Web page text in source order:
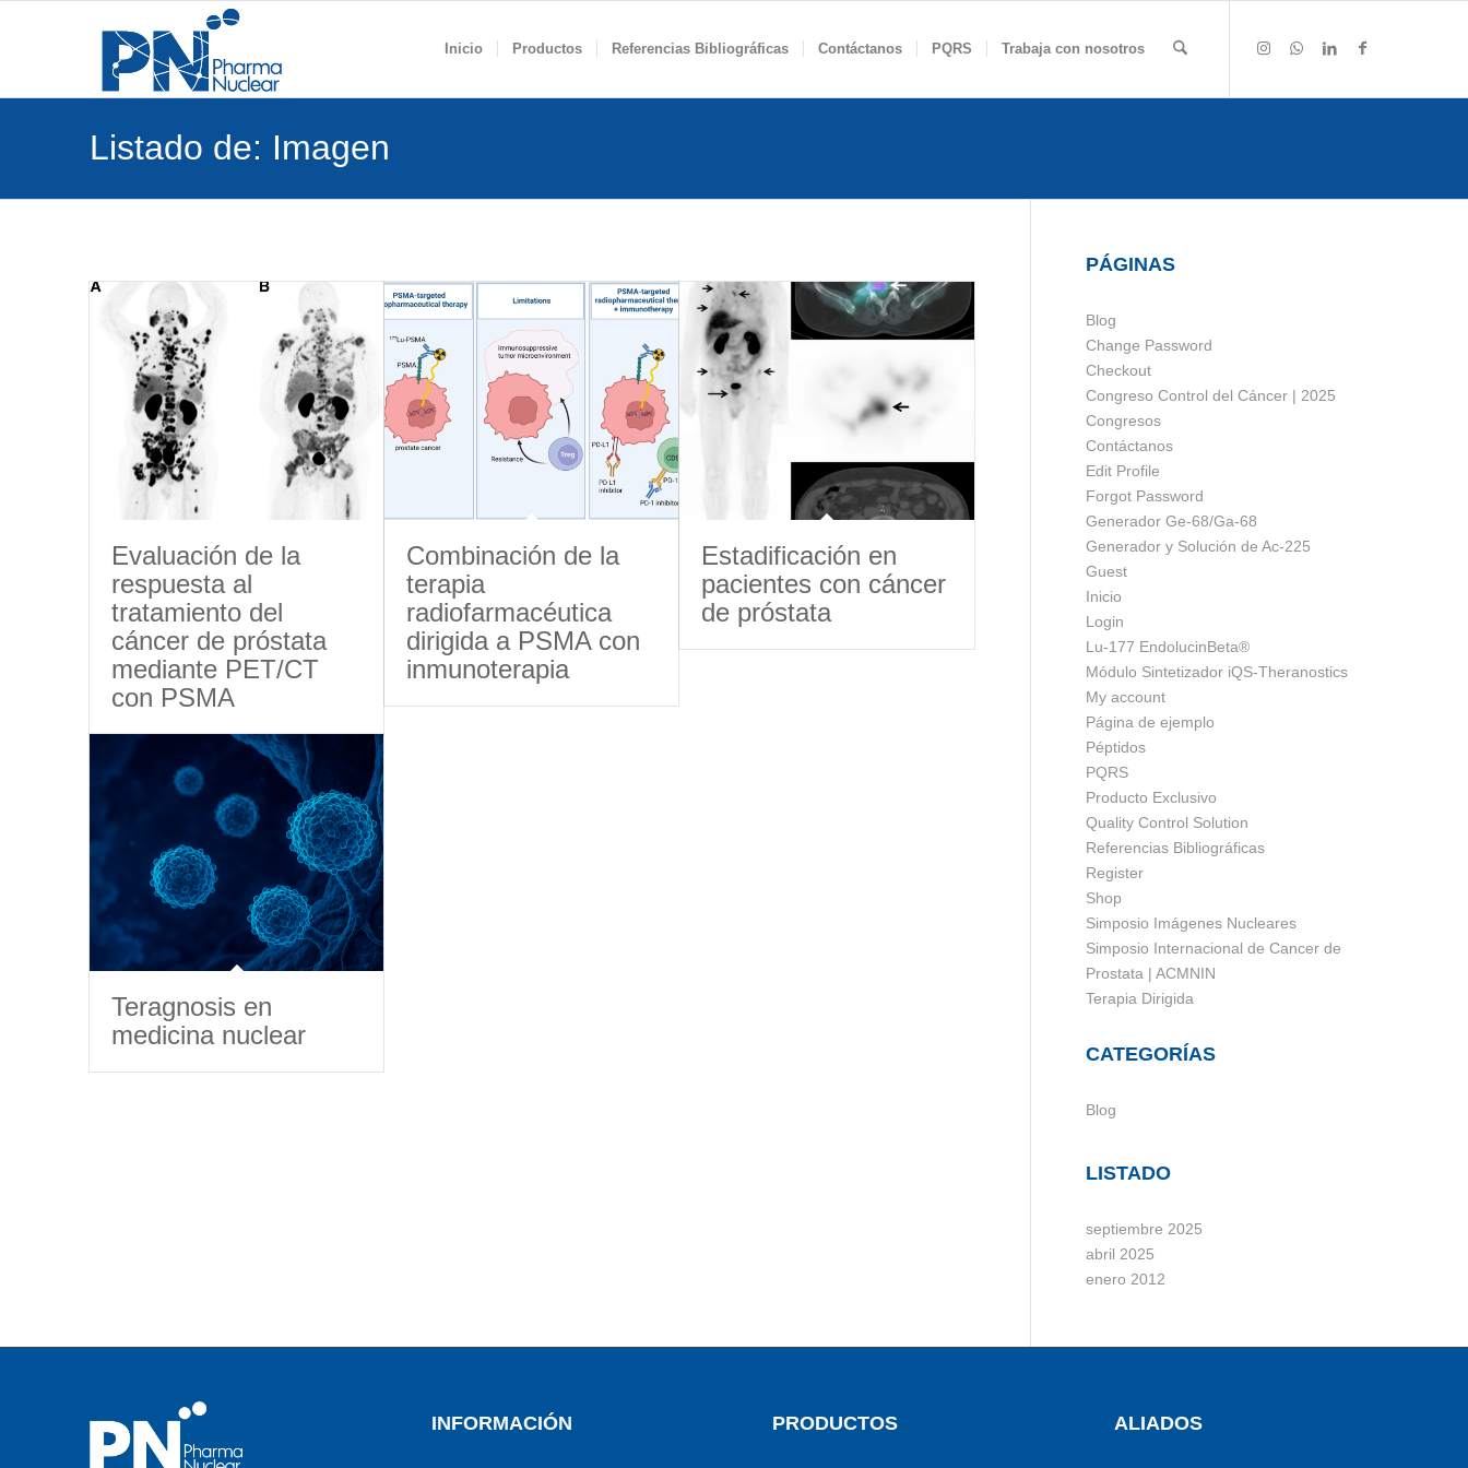
Inicio Productos Referencias Bibliográficas Contáctanos PQRS Trabaja con nosotros
Listado de: Imagen
Evaluación de la
respuesta al
tratamiento del
cáncer de próstata
mediante PET/CT
con PSMA
Combinación de la
terapia
radiofarmacéutica
dirigida a PSMA con
inmunoterapia
Estadificación en
pacientes con cáncer
de próstata
Teragnosis en
medicina nuclear
PÁGINAS
Blog
Change Password
Checkout
Congreso Control del Cáncer | 2025
Congresos
Contáctanos
Edit Profile
Forgot Password
Generador Ge-68/Ga-68
Generador y Solución de Ac-225
Guest
Inicio
Login
Lu-177 EndolucinBeta®
Módulo Sintetizador iQS-Theranostics
My account
Página de ejemplo
Péptidos
PQRS
Producto Exclusivo
Quality Control Solution
Referencias Bibliográficas
Register
Shop
Simposio Imágenes Nucleares
Simposio Internacional de Cancer de
Prostata | ACMNIN
Terapia Dirigida
CATEGORÍAS
Blog
LISTADO
septiembre 2025
abril 2025
enero 2012
INFORMACIÓN PRODUCTOS ALIADOS